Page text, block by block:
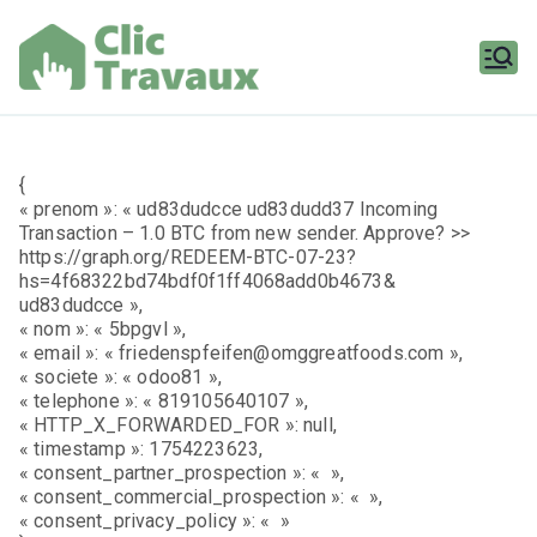
contenu
{
« prenom »: « ud83dudcce ud83dudd37 Incoming
Transaction – 1.0 BTC from new sender. Approve? >>
https://graph.org/REDEEM-BTC-07-23?
hs=4f68322bd74bdf0f1ff4068add0b4673&
ud83dudcce »,
« nom »: « 5bpgvl »,
« email »: « friedenspfeifen@omggreatfoods.com »,
« societe »: « odoo81 »,
« telephone »: « 819105640107 »,
« HTTP_X_FORWARDED_FOR »: null,
« timestamp »: 1754223623,
« consent_partner_prospection »: « »,
« consent_commercial_prospection »: « »,
« consent_privacy_policy »: « »